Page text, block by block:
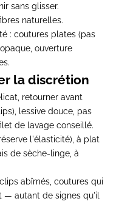
sans glisser.
naturelles.
: coutures plates (pas
ouverture
la discrétion
retourner avant
lessive douce, pas
de lavage conseillé.
l'élasticité), à plat
de sèche-linge, à
abîmés, coutures qui
— autant de signes qu'il